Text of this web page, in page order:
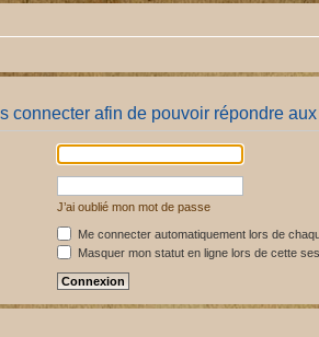
connecter afin de pouvoir répondre
J’ai oublié mon mot de passe
Me connecter automatiquement lors de
Masquer mon statut en ligne lors de cette